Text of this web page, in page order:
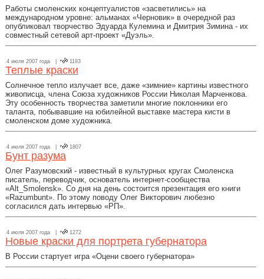
Работы смоленских концептуалистов «засветились» на
международном уровне: альманах «Черновик» в очередной раз
опубликовал творчество Эдуарда Кулемина и Дмитрия Зимина - их
совместный сетевой арт-проект «Дуэль».
4 июля 2007 года | 1193
Теплые краски
Солнечное тепло излучает все, даже «зимние» картины известного
живописца, члена Союза художников России Николая Марченкова.
Эту особенность творчества заметили многие поклонники его
таланта, побывавшие на юбилейной выставке мастера кисти в
смоленском доме художника.
4 июля 2007 года | 1807
Бунт разума
Олег Разумовский - известный в культурных кругах Смоленска
писатель, переводчик, основатель интернет-сообщества
«Alt_Smolensk». Со дня на день состоится презентация его книги
«Razumbunt». По этому поводу Олег Викторович любезно
согласился дать интервью «РП».
4 июля 2007 года | 1272
Новые краски для портрета губернатора
В России стартует игра «Оцени своего губернатора»